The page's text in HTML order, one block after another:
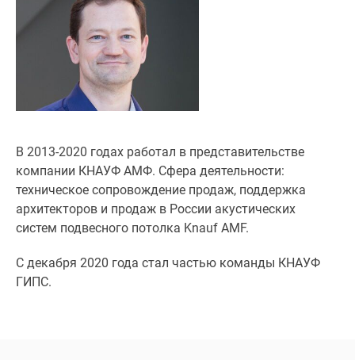
Специальные
предложения
Коммерческие
Панорамы
новостроек
Видеообзор
новостроек
Экспертиза
Экология
Москвы
В 2013-2020 годах работал в представительстве
компании КНАУФ АМФ. Сфера деятельности:
техническое сопровождение продаж, поддержка
архитекторов и продаж в России акустических
систем подвесного потолка Knauf AMF.
С декабря 2020 года стал частью команды КНАУФ
ГИПС.